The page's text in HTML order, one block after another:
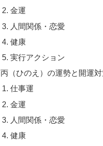
金運
人間関係・恋愛
健康
実行アクション
丙（ひのえ）の運勢と開運
仕事運
金運
人間関係・恋愛
健康